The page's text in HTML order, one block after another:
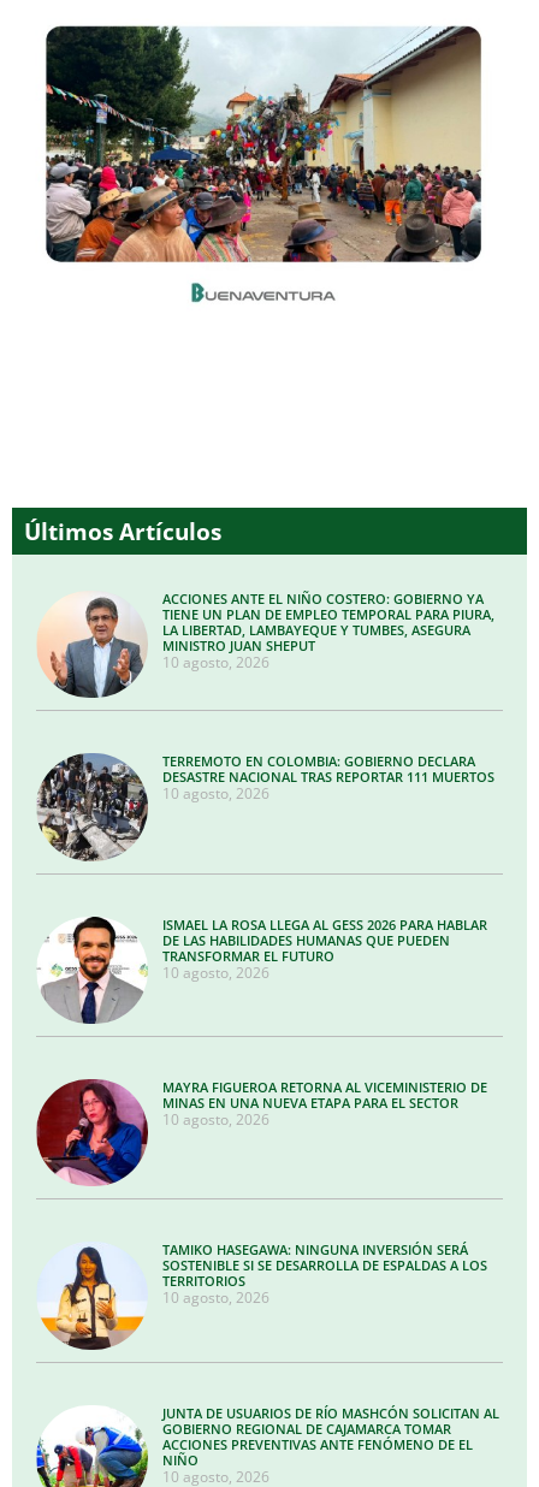
Últimos Artículos
ACCIONES ANTE EL NIÑO COSTERO: GOBIERNO YA
TIENE UN PLAN DE EMPLEO TEMPORAL PARA PIURA,
LA LIBERTAD, LAMBAYEQUE Y TUMBES, ASEGURA
MINISTRO JUAN SHEPUT
10 agosto, 2026
TERREMOTO EN COLOMBIA: GOBIERNO DECLARA
DESASTRE NACIONAL TRAS REPORTAR 111 MUERTOS
10 agosto, 2026
ISMAEL LA ROSA LLEGA AL GESS 2026 PARA HABLAR
DE LAS HABILIDADES HUMANAS QUE PUEDEN
TRANSFORMAR EL FUTURO
10 agosto, 2026
MAYRA FIGUEROA RETORNA AL VICEMINISTERIO DE
MINAS EN UNA NUEVA ETAPA PARA EL SECTOR
10 agosto, 2026
TAMIKO HASEGAWA: NINGUNA INVERSIÓN SERÁ
SOSTENIBLE SI SE DESARROLLA DE ESPALDAS A LOS
TERRITORIOS
10 agosto, 2026
JUNTA DE USUARIOS DE RÍO MASHCÓN SOLICITAN AL
GOBIERNO REGIONAL DE CAJAMARCA TOMAR
ACCIONES PREVENTIVAS ANTE FENÓMENO DE EL
NIÑO
10 agosto, 2026